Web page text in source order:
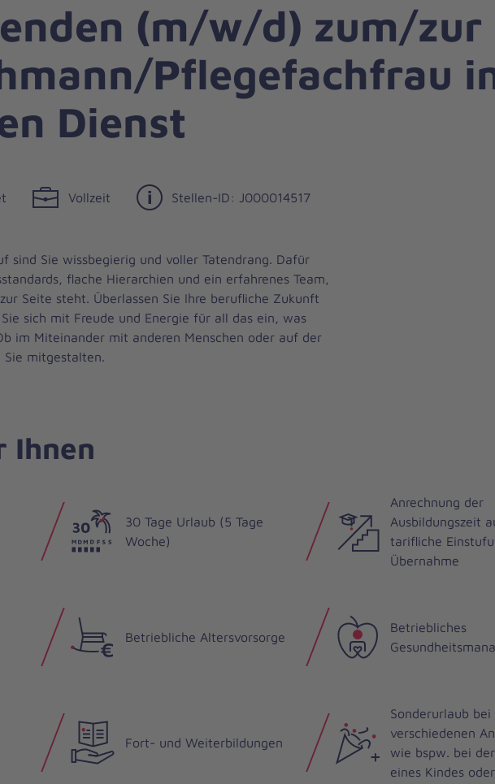
(m/w/d) zum/zur
Pflegefachfrau
Dienst
Vollzeit Stellen-ID: J000014517
sind Sie wissbegierig und voller Tatendrang. Dafür
flache Hierarchien und ein erfahrenes Team,
Seite steht. Überlassen Sie Ihre berufliche Zukunft
sich mit Freude und Energie für all das ein, was
im Miteinander mit anderen Menschen oder auf der
Sie mitgestalten.
Ihnen
30 Tage Urlaub (5 Tage
Woche)
Anrechnung der
Ausbildungszeit
tarifliche
Übernahme
Betriebliche Altersvorsorge
Betriebliches
Fort- und Weiterbildungen
Sonderurlaub bei
verschiedenen
wie bspw. bei
eines Kindes